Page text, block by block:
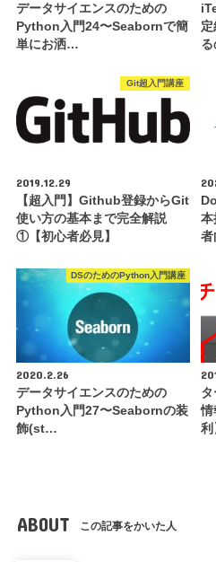
データサイエンスのための
Python入門24〜Seabornで簡
単にお洒…
る
Git超入門講座
2019.12.29
【超入門】Github登録からGit
使い方の基本まで完全解説
①【初心者必見】
本
者
DSのためのPython入門講座
2020.2.26
データサイエンスのための
Python入門27〜Seabornの装
飾(st…
情
利
ABOUT この記事をかいた人